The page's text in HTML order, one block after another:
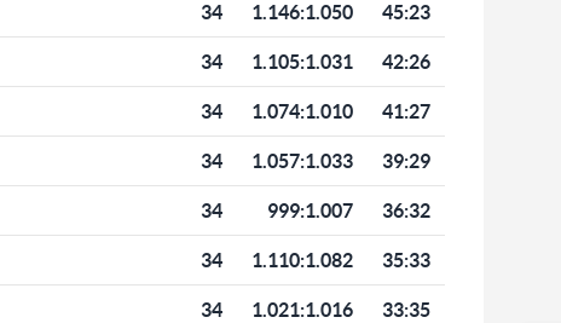
34 1.146:1.050 45:23
34 1.105:1.031 42:26
34 1.074:1.010 41:27
34 1.057:1.033 39:29
34 999:1.007 36:32
34 1.110:1.082 35:33
34 1.021:1.016 33:35